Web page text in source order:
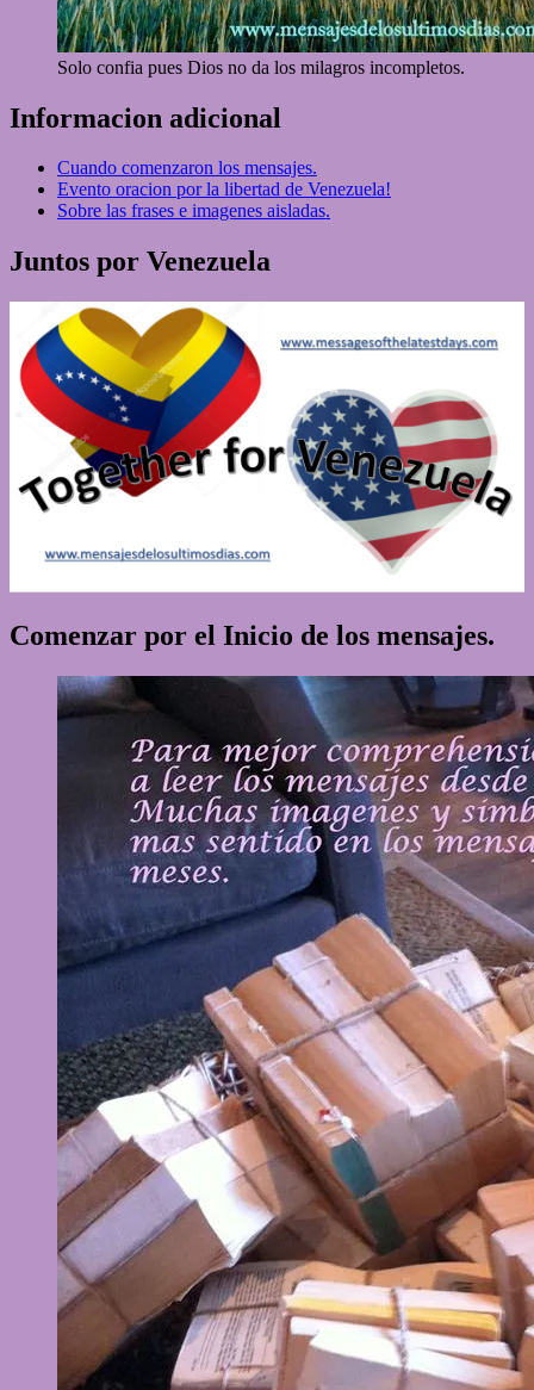
Solo confia pues Dios no da los milagros incompletos.
Informacion adicional
Cuando comenzaron los mensajes.
Evento oracion por la libertad de Venezuela!
Sobre las frases e imagenes aisladas.
Juntos por Venezuela
Comenzar por el Inicio de los mensajes.